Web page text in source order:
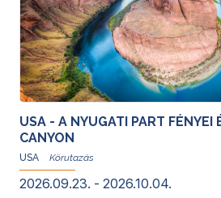
USA - A NYUGATI PART FÉNYEI
CANYON
USA
2026.09.23. - 2026.10.04.